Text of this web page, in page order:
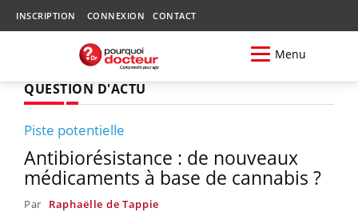
INSCRIPTION CONNEXION CONTACT
Menu
QUESTION D'ACTU
Piste potentielle
Antibiorésistance : de nouveaux
médicaments à base de cannabis ?
Par Raphaëlle de Tappie